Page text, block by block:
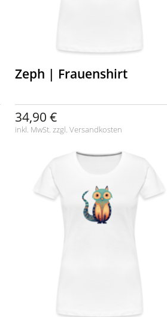
Zeph | Frauenshirt
34,90 €
inkl. MwSt. zzgl. Versandkosten